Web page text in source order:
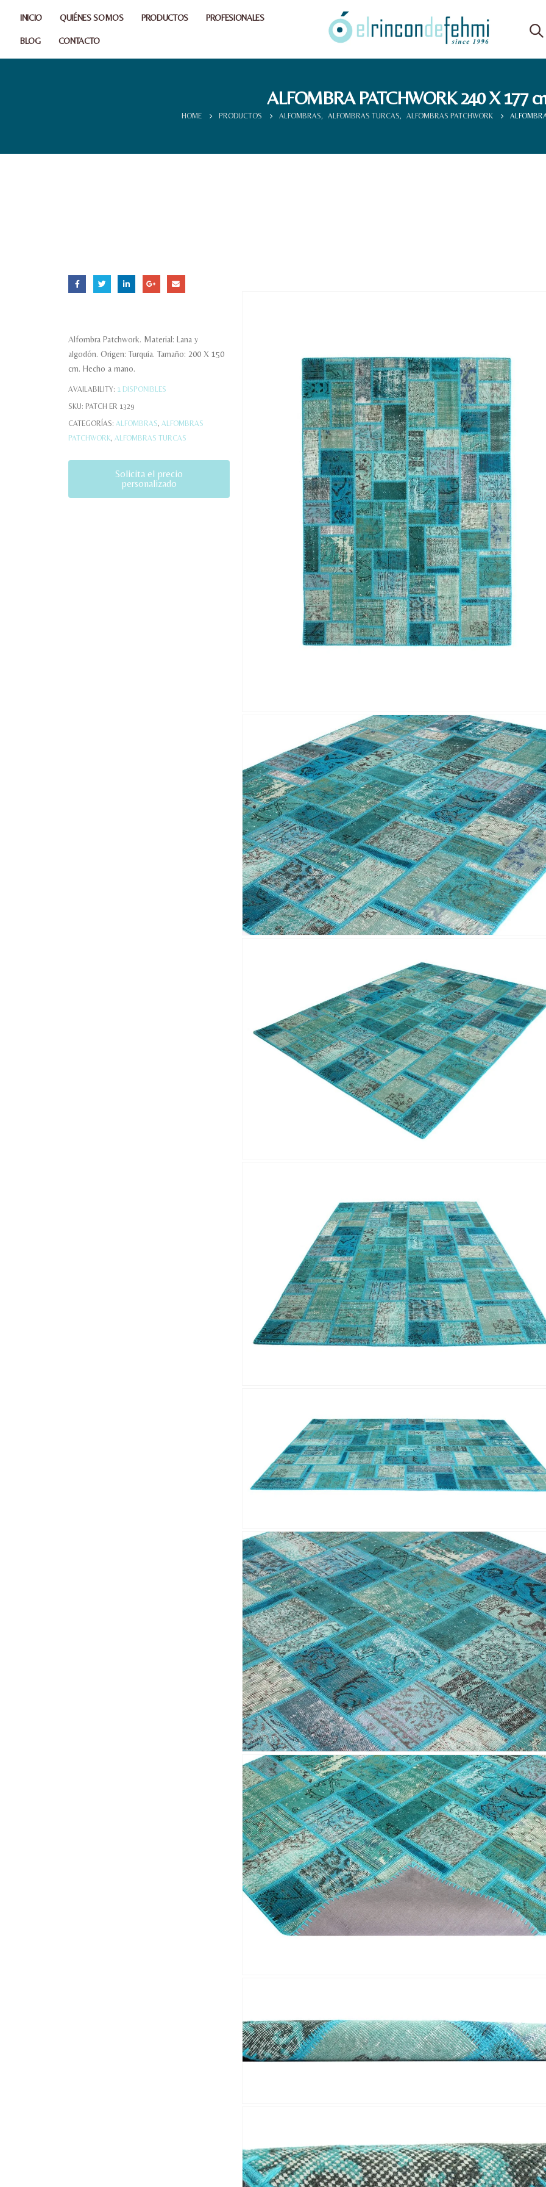
INICIO QUIÉNES SOMOS PRODUCTOS PROFESIONALES
BLOG CONTACTO
ALFOMBRA PATCHWORK 240 X 177
HOME PRODUCTOS ALFOMBRAS, ALFOMBRAS TURCAS, ALFOMBRAS PATCHWORK
Alfombra Patchwork. Material: Lana y
algodón. Origen: Turquía. Tamaño: 200 X 150
cm. Hecho a mano.
AVAILABILITY: 1 DISPONIBLES
SKU: PATCH ER 1329
CATEGORÍAS: ALFOMBRAS, ALFOMBRAS
PATCHWORK, ALFOMBRAS TURCAS
Solicita el precio
personalizado
Nombre y apellido*
Teléfono Tu
Acuerdo RGPD*
Doy mi consentimiento para que esta web
que envío para que puedan responder a mi